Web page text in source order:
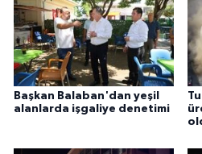
Başkan Balaban'dan yeşil
alanlarda işgaliye denetimi